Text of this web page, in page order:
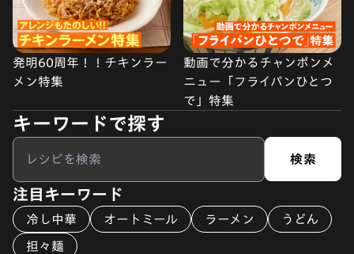
発明60周年！！チキンラー
メン特集
動画で分かるチャンポンメ
ニュー「フライパンひとつ
で」特集
キーワードで探す
検索
注目キーワード
冷し中華 オートミール ラーメン うどん
担々麺